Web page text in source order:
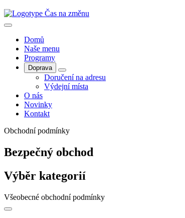
Domů
Naše menu
Programy
Doprava
Doručení na adresu
Výdejní místa
O nás
Novinky
Kontakt
Obchodní podmínky
Bezpečný obchod
Výběr kategorií
Všeobecné obchodní podmínky